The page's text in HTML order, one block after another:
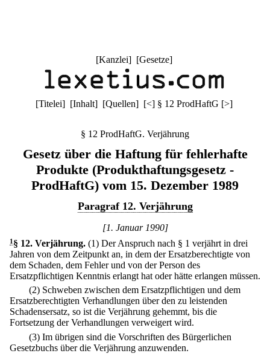
[Kanzlei] [Gesetze]
[Titelei] [Inhalt] [Quellen] [<] § 12 ProdHaftG [>]
§ 12 ProdHaftG. Verjährung
Gesetz über die Haftung für fehlerhafte
Produkte (Produkthaftungsgesetz -
ProdHaftG) vom 15. Dezember 1989
Paragraf 12. Verjährung
[1. Januar 1990]
1 § 12. Verjährung. (1) Der Anspruch nach § 1 verjährt in drei
Jahren von dem Zeitpunkt an, in dem der Ersatzberechtigte von
dem Schaden, dem Fehler und von der Person des
Ersatzpflichtigen Kenntnis erlangt hat oder hätte erlangen müssen.
(2) Schweben zwischen dem Ersatzpflichtigen und dem
Ersatzberechtigten Verhandlungen über den zu leistenden
Schadensersatz, so ist die Verjährung gehemmt, bis die
Fortsetzung der Verhandlungen verweigert wird.
(3) Im übrigen sind die Vorschriften des Bürgerlichen
Gesetzbuchs über die Verjährung anzuwenden.